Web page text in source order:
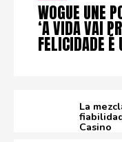
WOGUE UNE
‘A VIDA VAI
FELICIDADE
La
Casino